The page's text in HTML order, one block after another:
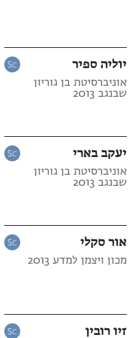
יוליה ספיר
אוניברסיטת בן גוריון
שבנגב 2013
יעקב בארי
אוניברסיטת בן גוריון
שבנגב 2013
אור סקלי
מכון ויצמן למדע 2013
זיו רובין